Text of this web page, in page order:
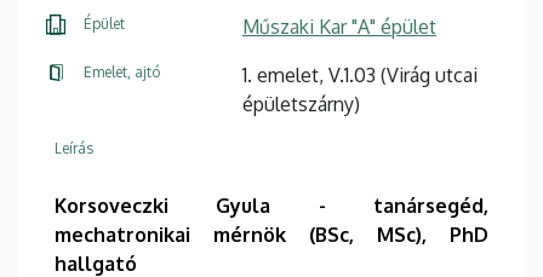
Épület Műszaki Kar "A" épület
Emelet, ajtó
1. emelet, V.1.03 (Virág utcai
épületszárny)
Leírás
Korsoveczki Gyula - tanársegéd,
mechatronikai mérnök (BSc, MSc), PhD
hallgató